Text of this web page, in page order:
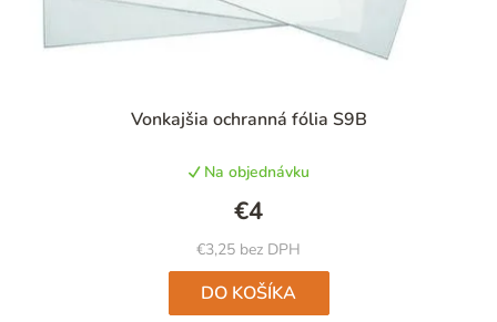
Vonkajšia ochranná fólia S9B
Na objednávku
€3,25 bez DPH
€4
DO KOŠÍKA